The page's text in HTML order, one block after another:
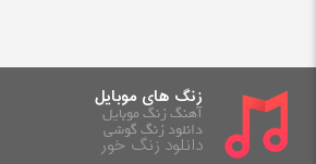
زنگ های موبایل
آهنگ زنگ موبایل
دانلود زنگ گوشی
دانلود زنگ خور